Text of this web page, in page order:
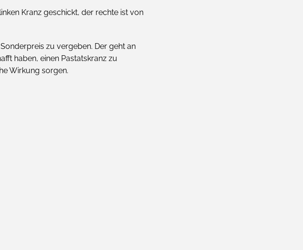
Kranz geschickt, der rechte ist von
zu vergeben. Der geht an
haben, einen Pastatskranz zu
Wirkung sorgen.